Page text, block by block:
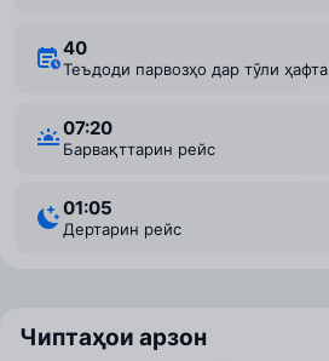
40
Теъдоди парвозҳо дар тӯли ҳафта
07:20
Барвақттарин рейс
01:05
Дертарин рейс
Чиптаҳои арзон